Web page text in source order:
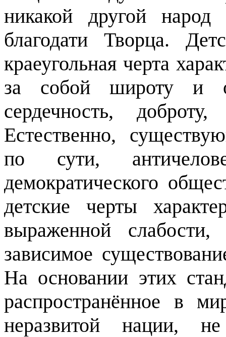
никакой другой
благодати Творца.
краеугольная черта
за собой широту и
сердечность,
Естественно,
по сути,
демократического
детские черты
выраженной
зависимое
На основании этих
распространённое в
неразвитой нации, не